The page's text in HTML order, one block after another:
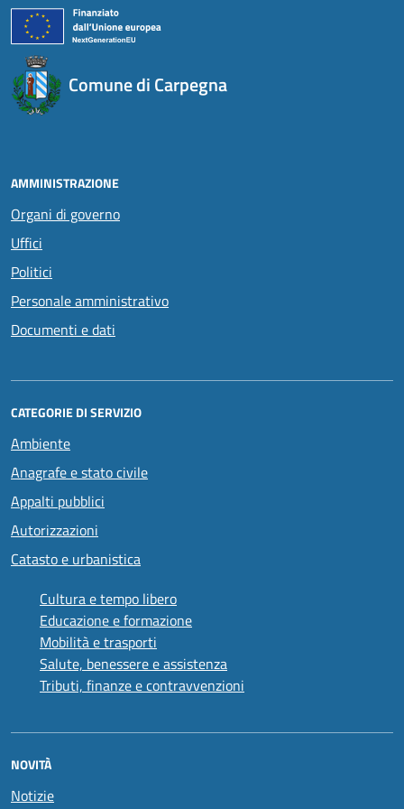
Comune di Carpegna
AMMINISTRAZIONE
Organi di governo
Uffici
Politici
Personale amministrativo
Documenti e dati
CATEGORIE DI SERVIZIO
Ambiente
Anagrafe e stato civile
Appalti pubblici
Autorizzazioni
Catasto e urbanistica
Cultura e tempo libero
Educazione e formazione
Mobilità e trasporti
Salute, benessere e assistenza
Tributi, finanze e contravvenzioni
NOVITÀ
Notizie